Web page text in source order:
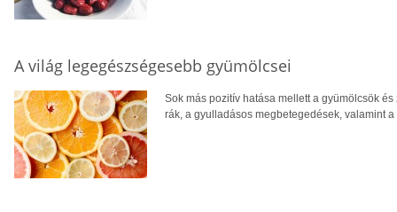
A világ legegészségesebb gyümölcsei
Sok más pozitív hatása mellett a gyümölcsök
rák, a gyulladásos megbetegedések, valamint